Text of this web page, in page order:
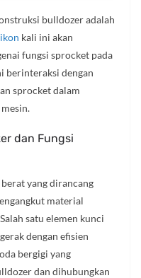
bulldozer adalah
kali ini akan
fungsi sprocket pada
berinteraksi dengan
sprocket dalam
dan Fungsi
yang dirancang
material
satu elemen kunci
dengan efisien
bergigi yang
dan dihubungkan